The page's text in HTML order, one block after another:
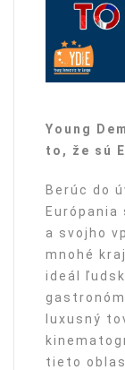
Young
to, že sú
Berúc do
a svojho
mnohé
ideál
luxusný
tieto